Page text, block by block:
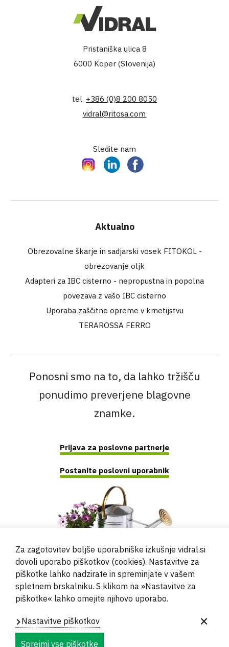
Pristaniška ulica 8
6000 Koper (Slovenija)
tel. +386 (0)8 200 8050
vidral@ritosa.com
Sledite nam
InstagramLinkedInFacebook
Aktualno
Obrezovalne škarje in sadjarski vosek FITOKOL -
obrezovanje oljk
Adapteri za IBC cisterno - nepropustna in popolna
povezava z vašo IBC cisterno
Uporaba zaščitne opreme v kmetijstvu
TERAROSSA FERRO
Ponosni smo na to, da lahko tržišču
ponudimo preverjene blagovne
znamke.
Prijava za poslovne partnerje
Postanite poslovni uporabnik
Powered by
Za zagotovitev boljše uporabniške izkušnje vidral.si
dovoli uporabo piškotkov (cookies). Nastavitve za
piškotke lahko nadzirate in spreminjate v vašem
spletnem brskalniku. S klikom na »Nastavitve za
piškotke« lahko omejite njihovo uporabo.
Nastavitve piškotkov
Sprejmi vse piškotke